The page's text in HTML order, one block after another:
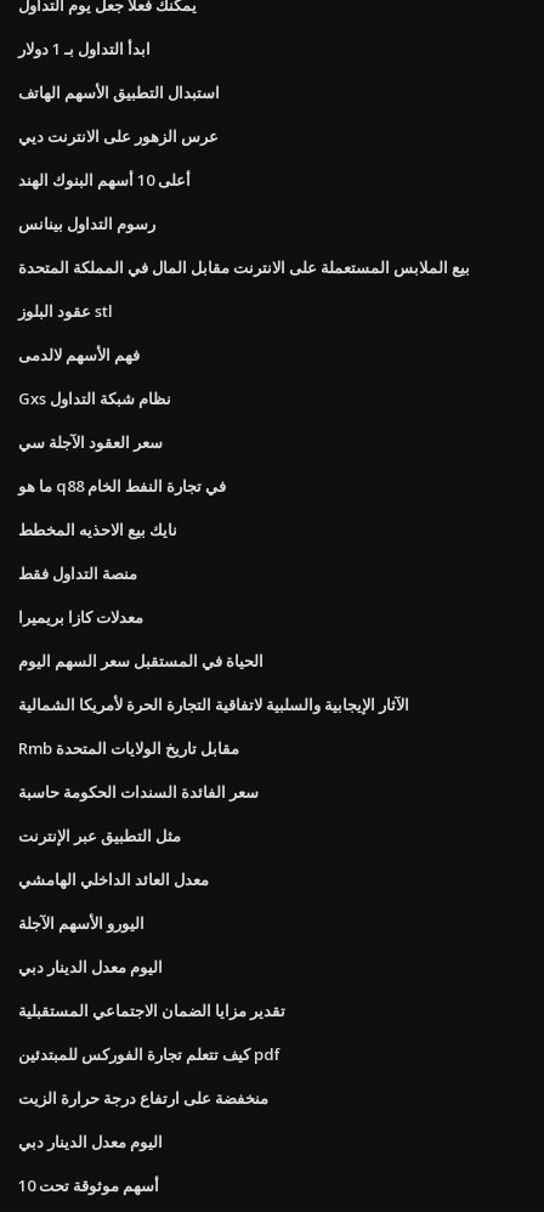
يمكنك فعلا جعل يوم التداول
ابدأ التداول بـ 1 دولار
استبدال التطبيق الأسهم الهاتف
عرس الزهور على الانترنت ديي
أعلى 10 أسهم البنوك الهند
رسوم التداول بينانس
بيع الملابس المستعملة على الانترنت مقابل المال في المملكة المتحدة
عقود البلوز stl
فهم الأسهم لالدمى
Gxs نظام شبكة التداول
سعر العقود الآجلة سي
ما هو q88 في تجارة النفط الخام
نايك بيع الاحذيه المخطط
منصة التداول فقط
معدلات كازا بريميرا
الحياة في المستقبل سعر السهم اليوم
الآثار الإيجابية والسلبية لاتفاقية التجارة الحرة لأمريكا الشمالية
Rmb مقابل تاريخ الولايات المتحدة
سعر الفائدة السندات الحكومة حاسبة
مثل التطبيق عبر الإنترنت
معدل العائد الداخلي الهامشي
اليورو الأسهم الآجلة
اليوم معدل الدينار دبي
تقدير مزايا الضمان الاجتماعي المستقبلية
كيف تتعلم تجارة الفوركس للمبتدئين pdf
منخفضة على ارتفاع درجة حرارة الزيت
اليوم معدل الدينار دبي
أسهم موثوقة تحت 10